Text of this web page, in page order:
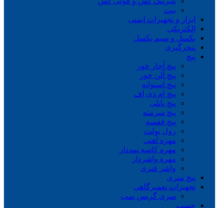
بیت
ابزار و تجهیزات ایمنی
الکتریکی
بکسل و سیم بکسل
پنچرگیری
پیچ
پیچ آچار خور
پیچ آلن خور
پیچ استوانه
پیچ ام دی اف
پیچ پانلی
پیچ سرمته
پیچ قفسه
رول بولت
مهره آهنی
مهره کاسه نمددار
مهره واشردار
واشر فنری
پیچ متری
تجهیزات تعمیرگاهی
سری گریس پمپ
چسب